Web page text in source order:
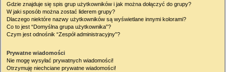
Gdzie znajduje się spis grup użytkowników i jak można dołączyć do grupy?
W jaki sposób można zostać liderem grupy?
Dlaczego niektóre nazwy użytkowników są wyświetlane innymi kolorami?
Co to jest “Domyślna grupa użytkownika”?
Czym jest odnośnik “Zespół administracyjny”?
Prywatne wiadomości
Nie mogę wysyłać prywatnych wiadomości!
Otrzymuję niechciane prywatne wiadomości!